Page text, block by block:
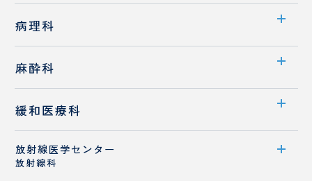
医師紹介
専門外来
診療科案内
診療概要
医師紹介
病理科
診療科案内
医師紹介
麻酔科
診療科案内
診療概要
スタッフ紹介
緩和医療科
診療科紹介
放射線医学センター
放射線科